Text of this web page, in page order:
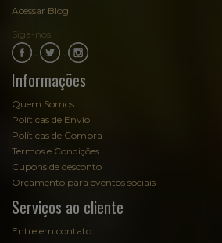
Acessar Blog
Siga-nos:
Informações
Quem Somos
Políticas de Envio
Políticas de Compra
Termos e Condições
Cupons de desconto
Orçamento para eventos sociais
Serviços ao cliente
Entre em contato